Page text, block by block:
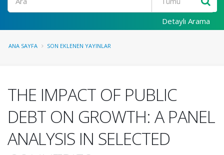
Detaylı Arama
ANA SAYFA SON EKLENEN YAYINLAR
THE IMPACT OF PUBLIC
DEBT ON GROWTH: A PANEL
ANALYSIS IN SELECTED